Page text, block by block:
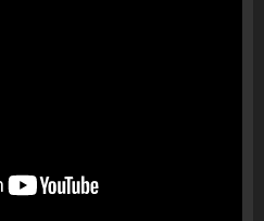
Joana Nano për
me fondet publike dhe